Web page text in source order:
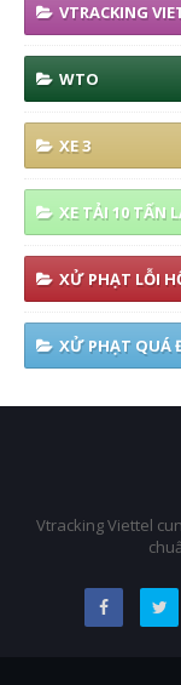
VTRACKING
WTO
XE 3
XE TẢI 10 TẤN
XỬ PHẠT LỖI
XỬ PHẠT QUÁ
Vtracking Viettel